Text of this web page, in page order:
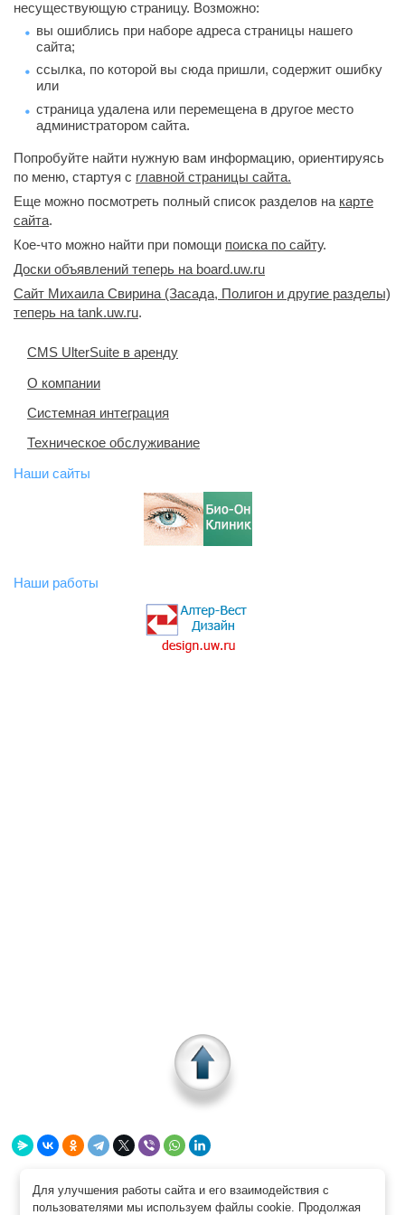
Для улучшения работы сайта и его взаимодействия с
пользователями мы используем файлы cookie. Продолжая
несуществующую страницу. Возможно:
вы ошиблись при наборе адреса страницы нашего
сайта;
ссылка, по которой вы сюда пришли, содержит ошибку
или
страница удалена или перемещена в другое место
администратором сайта.
Попробуйте найти нужную вам информацию, ориентируясь
по меню, стартуя с главной страницы сайта.
Еще можно посмотреть полный список разделов на карте
сайта.
Кое-что можно найти при помощи поиска по сайту.
Доски объявлений теперь на board.uw.ru
Сайт Михаила Свирина (Засада, Полигон и другие разделы)
теперь на tank.uw.ru.
CMS UlterSuite в аренду
О компании
Системная интеграция
Техническое обслуживание